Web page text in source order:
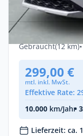
Opel
Tech-Paket N
Elektro •Automatik
Gebraucht(12 km)
299,00 €
mtl. inkl. MwSt.
Effektive Rate:
10.000 km/Jahr
•
Lieferzeit: ca.